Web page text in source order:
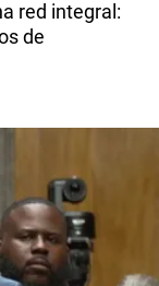
red integral:
de